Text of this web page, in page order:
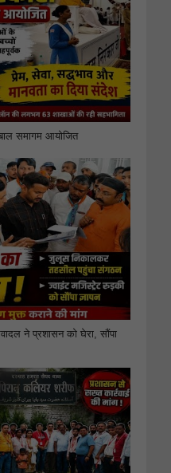
समागम आयोजित
ने प्रशासन को घेरा, सौंपा